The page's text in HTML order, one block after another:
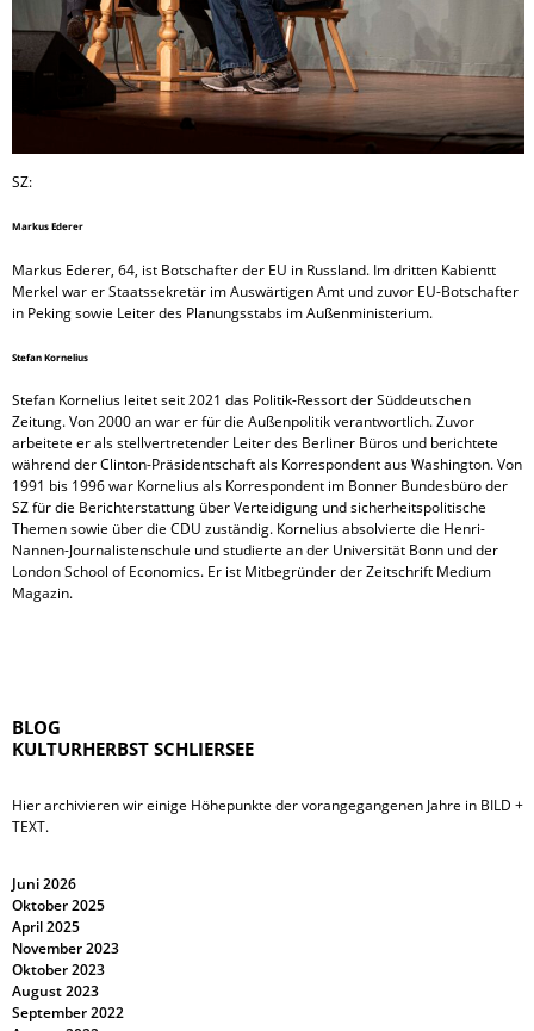
SZ:
Markus Ederer
Markus Ederer, 64, ist Botschafter der EU in Russland. Im dritten Kabientt
Merkel war er Staatssekretär im Auswärtigen Amt und zuvor EU-Botschafter
in Peking sowie Leiter des Planungsstabs im Außenministerium.
Stefan Kornelius
Stefan Kornelius leitet seit 2021 das Politik-Ressort der Süddeutschen
Zeitung. Von 2000 an war er für die Außenpolitik verantwortlich. Zuvor
arbeitete er als stellvertretender Leiter des Berliner Büros und berichtete
während der Clinton-Präsidentschaft als Korrespondent aus Washington. Von
1991 bis 1996 war Kornelius als Korrespondent im Bonner Bundesbüro der
SZ für die Berichterstattung über Verteidigung und sicherheitspolitische
Themen sowie über die CDU zuständig. Kornelius absolvierte die Henri-
Nannen-Journalistenschule und studierte an der Universität Bonn und der
London School of Economics. Er ist Mitbegründer der Zeitschrift Medium
Magazin.
BLOG
KULTURHERBST SCHLIERSEE
Hier archivieren wir einige Höhepunkte der vorangegangenen Jahre in BILD +
TEXT.
Juni 2026
Oktober 2025
April 2025
November 2023
Oktober 2023
August 2023
September 2022